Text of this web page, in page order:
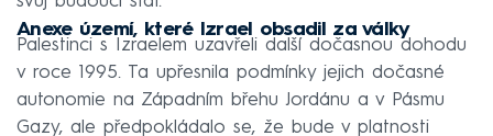
Anexe území, které Izrael obsadil za války
Palestinci s Izraelem uzavřeli další dočasnou dohodu
v roce 1995. Ta upřesnila podmínky jejich dočasné
autonomie na Západním břehu Jordánu a v Pásmu
Gazy, ale předpokládalo se, že bude v platnosti